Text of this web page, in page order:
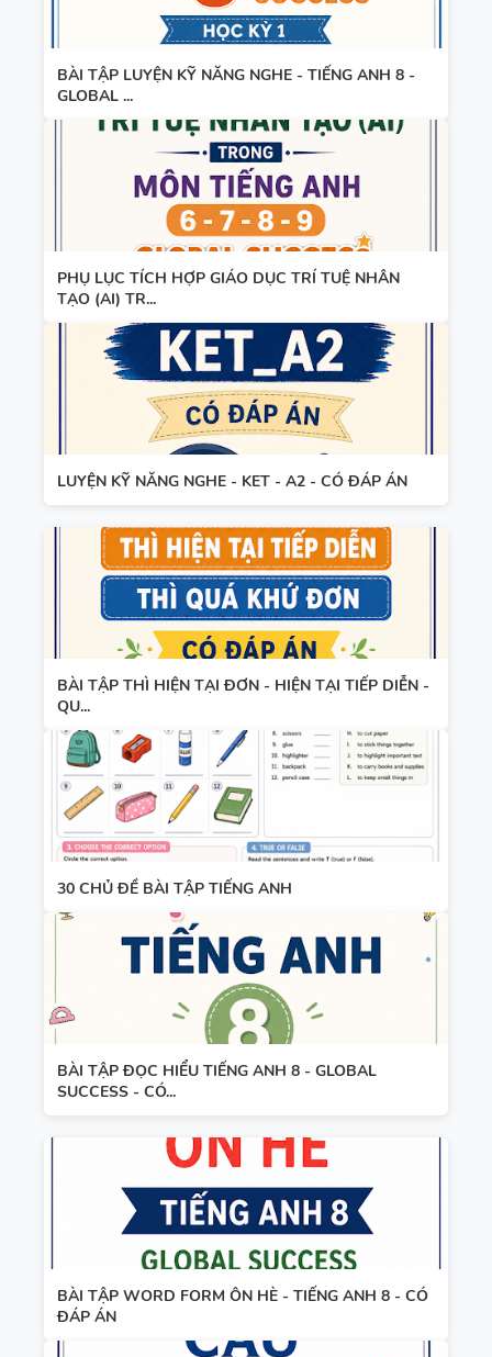
BÀI TẬP LUYỆN KỸ NĂNG NGHE - TIẾNG ANH 8 -
GLOBAL ...
PHỤ LỤC TÍCH HỢP GIÁO DỤC TRÍ TUỆ NHÂN
TẠO (AI) TR...
LUYỆN KỸ NĂNG NGHE - KET - A2 - CÓ ĐÁP ÁN
BÀI TẬP THÌ HIỆN TẠI ĐƠN - HIỆN TẠI TIẾP DIỄN -
QU...
30 CHỦ ĐỀ BÀI TẬP TIẾNG ANH
BÀI TẬP ĐỌC HIỂU TIẾNG ANH 8 - GLOBAL
SUCCESS - CÓ...
BÀI TẬP WORD FORM ÔN HÈ - TIẾNG ANH 8 - CÓ
ĐÁP ÁN